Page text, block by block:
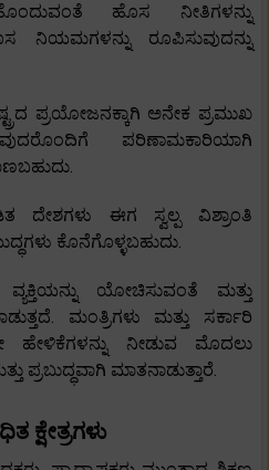
ಹೊಸ ನೀತಿಗಳನ್ನು
ನಿಯಮಗಳನ್ನು ರೂಪಿಸುವುದನ್ನು
ಪ್ರಯೋಜನಕ್ಕಾಗಿ ಅನೇಕ ಪ್ರಮುಖ
ಪರಿಣಾಮಕಾರಿಯಾಗಿ
ದೇಶಗಳು ಈಗ ಸ್ವಲ್ಪ ವಿಶ್ರಾಂತಿ
ಕೊನೆಗೊಳ್ಳಬಹುದು.
ಯೋಚಿಸುವಂತೆ ಮತ್ತು
ಮಂತ್ರಿಗಳು ಮತ್ತು ಸರ್ಕಾರಿ
ನೀಡುವ ಮೊದಲು
ಪ್ರಬುದ್ಧವಾಗಿ ಮಾತನಾಡುತ್ತಾರೆ.
ಕ್ಷೇತ್ರಗಳು